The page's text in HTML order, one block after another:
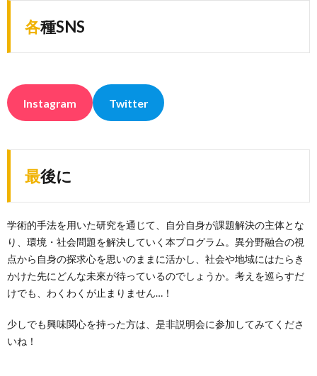
各種SNS
Instagram Twitter
最後に
学術的手法を用いた研究を通じて、自分自身が課題解決の主体とな
り、環境・社会問題を解決していく本プログラム。異分野融合の視
点から自身の探求心を思いのままに活かし、社会や地域にはたらき
かけた先にどんな未來が待っているのでしょうか。考えを巡らすだ
けでも、わくわくが止まりません…！
少しでも興味関心を持った方は、是非説明会に参加してみてくださ
いね！